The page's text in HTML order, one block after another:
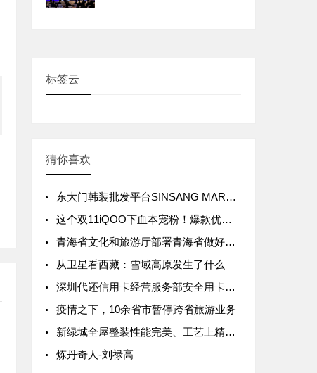
标签云
猜你喜欢
东大门韩装批发平台SINSANG MARKET已入住2万商家
这个双11iQOO下血本宠粉！爆款优惠300， 直播豪礼送不停
青海省文化和旅游厅部署青海省做好文旅行业疫情防控措施
从卫星看西藏：雪域高原发生了什么
深圳代还信用卡经营服务部安全用卡有保障
疫情之下，10余省市暂停跨省旅游业务
新绿城全屋整装性能完美、工艺上精益求精
炼丹奇人-刘禄高